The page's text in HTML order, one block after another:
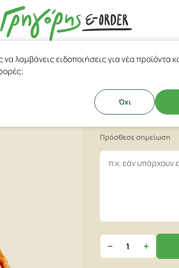
Καφές
Πίτσα
με τυρί,
Πρόσθεσε σημείωση
να λαμβάνεις ειδοποιήσεις για νέα προϊόντα
Όχι